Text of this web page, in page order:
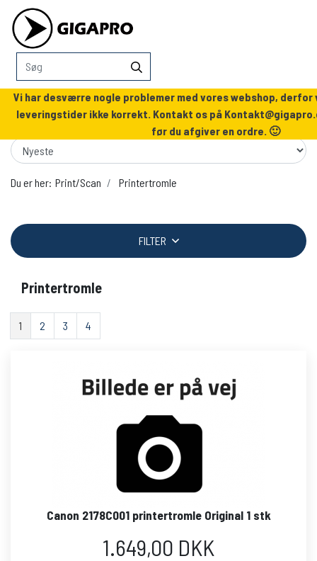
Vi har desværre nogle problemer med vores webshop, derfor
leveringstider ikke korrekt. Kontakt os på
før du afgiver en ordre. 🙂
Du er her: Print/Scan Printertromle
FILTER
Printertromle
1 2 3 4
Canon 2178C001 printertromle Original 1 stk
1.649,00 DKK